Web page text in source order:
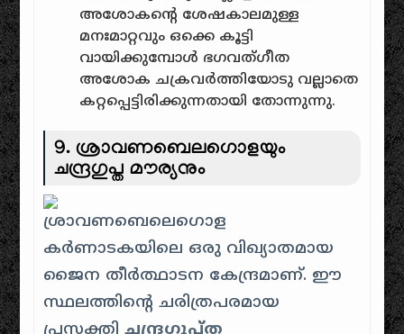
അശോകന്റെ ശേഷകാലമുള്ള
മനഃമാറ്റവും ഒക്കെ കൂട്ടി
വായിക്കുമ്പോൾ ഭഗവത്ഗീത
അശോക ചക്രവർത്തിയോടു വല്ലാതെ
കറ്റപ്പെട്ടിരിക്കുന്നതായി തോന്നുന്നു.
9. ശ്രാവണബെലഗൊളയും
ചന്ദ്രഗുപ്ത മൗര്യനും
ശ്രാവണബെലെഗൊള
കർണാടകയിലെ ഒരു വിഖ്യാതമായ
ജൈന തീർത്ഥാടന കേന്ദ്രമാണ്. ഈ
സ്ഥലത്തിന്റെ ചരിത്രപരമായ